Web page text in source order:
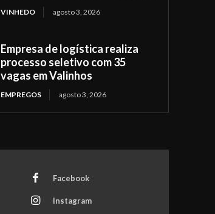
VINHEDO agosto 3, 2026
Empresa de logística realiza
processo seletivo com 35
vagas em Valinhos
EMPREGOS agosto 3, 2026
Facebook
Instagram